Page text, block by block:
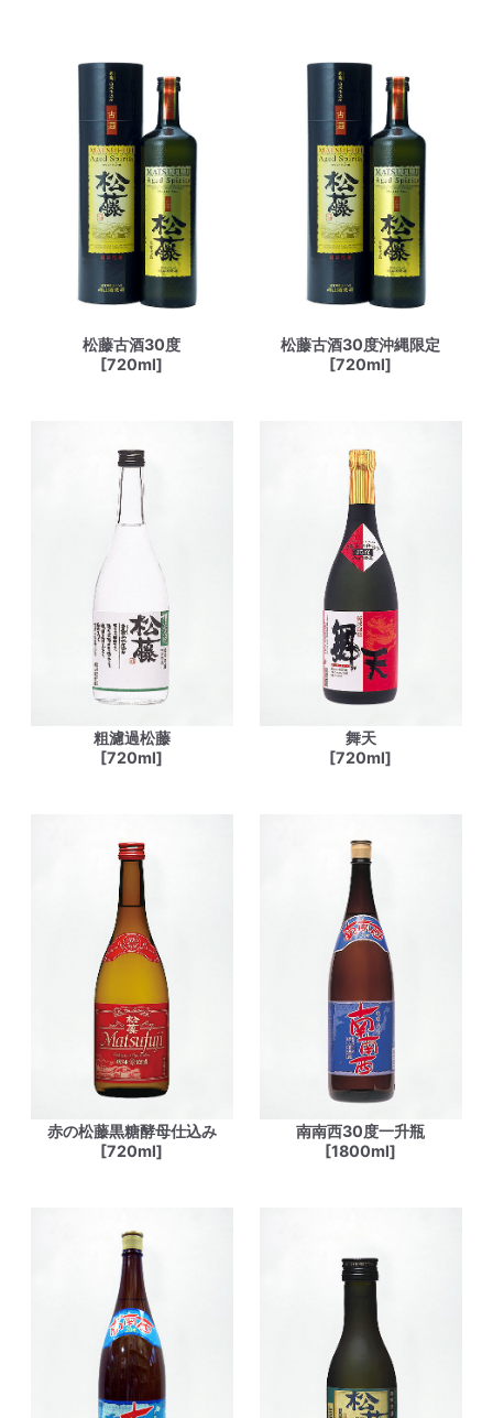
松藤古酒30度
[720ml]
松藤古酒30度沖縄限定
[720ml]
粗濾過松藤
[720ml]
舞天
[720ml]
赤の松藤黒糖酵母仕込み
[720ml]
南南西30度一升瓶
[1800ml]